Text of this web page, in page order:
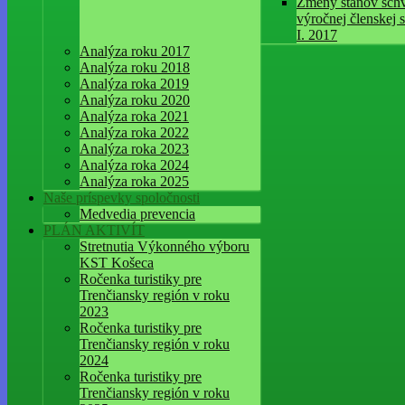
výročnej členskej
I. 2017
Analýza roku 2017
Analýza roku 2018
Analýza roka 2019
Analýza roku 2020
Analýza roka 2021
Analýza roka 2022
Analýza roka 2023
Analýza roka 2024
Analýza roka 2025
Naše príspevky spoločnosti
Medvedia prevencia
PLÁN AKTIVÍT
Stretnutia Výkonného výboru
KST Košeca
Ročenka turistiky pre
Trenčiansky región v roku
2023
Ročenka turistiky pre
Trenčiansky región v roku
2024
Ročenka turistiky pre
Trenčiansky región v roku